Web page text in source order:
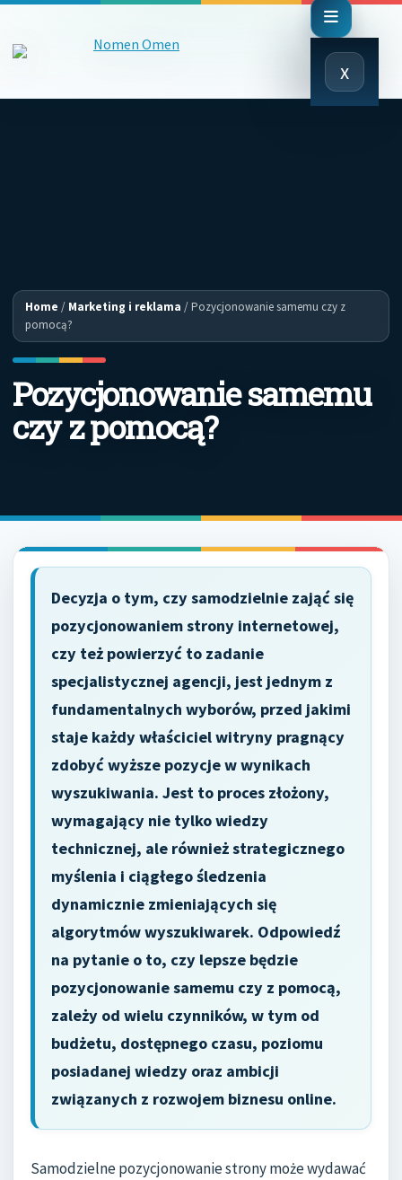
x
Close
Menu
Home / Marketing i reklama /Pozycjonowanie samemu czy z
pomocą?
Pozycjonowanie samemu
czy z pomocą?
Decyzja o tym, czy samodzielnie zająć się
pozycjonowaniem strony internetowej,
czy też powierzyć to zadanie
specjalistycznej agencji, jest jednym z
fundamentalnych wyborów, przed jakimi
staje każdy właściciel witryny pragnący
zdobyć wyższe pozycje w wynikach
wyszukiwania. Jest to proces złożony,
wymagający nie tylko wiedzy
technicznej, ale również strategicznego
myślenia i ciągłego śledzenia
dynamicznie zmieniających się
algorytmów wyszukiwarek. Odpowiedź
na pytanie o to, czy lepsze będzie
pozycjonowanie samemu czy z pomocą,
zależy od wielu czynników, w tym od
budżetu, dostępnego czasu, poziomu
posiadanej wiedzy oraz ambicji
związanych z rozwojem biznesu online.
Samodzielne pozycjonowanie strony może wydawać